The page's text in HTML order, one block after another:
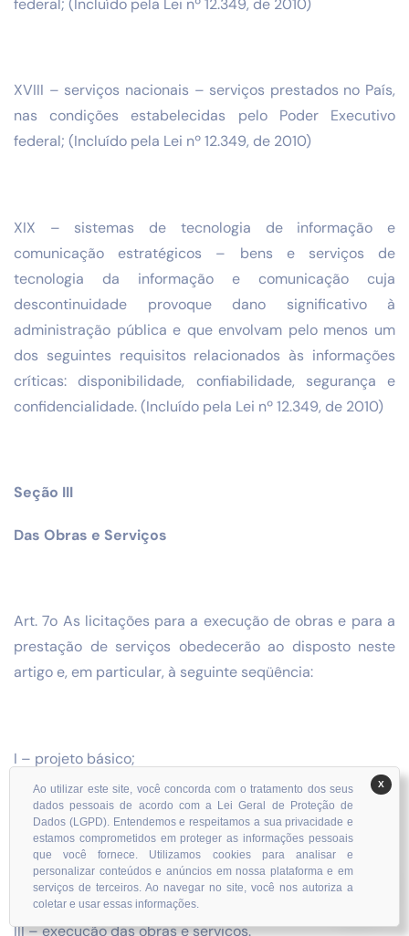
federal; (Incluído pela Lei nº 12.349, de 2010)
XVIII – serviços nacionais – serviços prestados no País,
nas condições estabelecidas pelo Poder Executivo
federal; (Incluído pela Lei nº 12.349, de 2010)
XIX – sistemas de tecnologia de informação e
comunicação estratégicos – bens e serviços de
tecnologia da informação e comunicação cuja
descontinuidade provoque dano significativo à
administração pública e que envolvam pelo menos um
dos seguintes requisitos relacionados às informações
críticas: disponibilidade, confiabilidade, segurança e
confidencialidade. (Incluído pela Lei nº 12.349, de 2010)
Seção III
Das Obras e Serviços
Art. 7o As licitações para a execução de obras e para a
prestação de serviços obedecerão ao disposto neste
artigo e, em particular, à seguinte seqüência:
I – projeto básico;
II – projeto executivo;
III – execução das obras e serviços.
X
Ao utilizar este site, você concorda com o tratamento dos seus
dados pessoais de acordo com a Lei Geral de Proteção de
Dados (LGPD). Entendemos e respeitamos a sua privacidade e
estamos comprometidos em proteger as informações pessoais
que você fornece. Utilizamos cookies para analisar e
personalizar conteúdos e anúncios em nossa plataforma e em
serviços de terceiros. Ao navegar no site, você nos autoriza a
coletar e usar essas informações.